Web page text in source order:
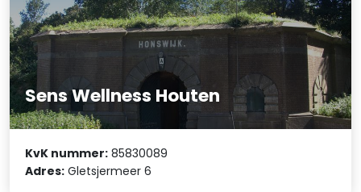
Sens Wellness Houten
KvK nummer: 85830089
Adres: Gletsjermeer 6